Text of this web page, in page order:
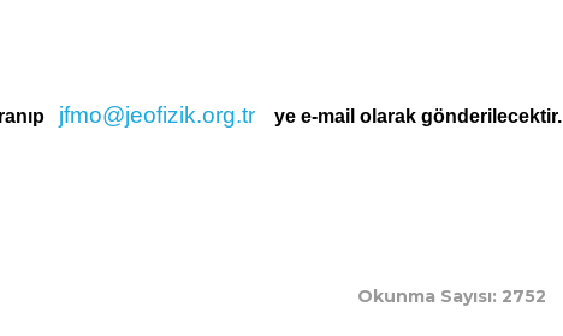
jfmo@jeofizik.org.tr ye e-mail olarak gönderilecektir.
Okunma Sayısı: 2752